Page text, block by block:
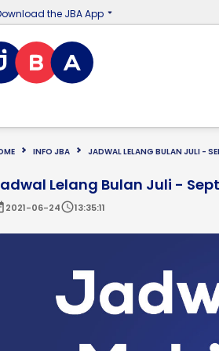
the JBA App
INFO JBA JADWAL LELANG BULAN JULI -
Lelang Bulan Juli -
2021-06-24schedule13:35:11